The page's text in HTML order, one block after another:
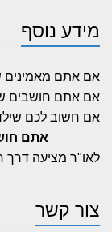
מידע נוסף
אם אתם מאמינים
אם אתם חושבים
אם חשוב לכם
אתם
לאו"ר מציעה דרך
צור קשר